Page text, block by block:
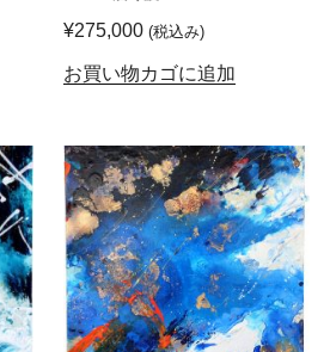
¥275,000 (税込み)
お買い物カゴに追加